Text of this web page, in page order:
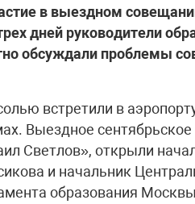
в выездном
дней руководители
обсуждали проблемы
встретили в
Выездное
Светлов», открыли
и начальник
образования